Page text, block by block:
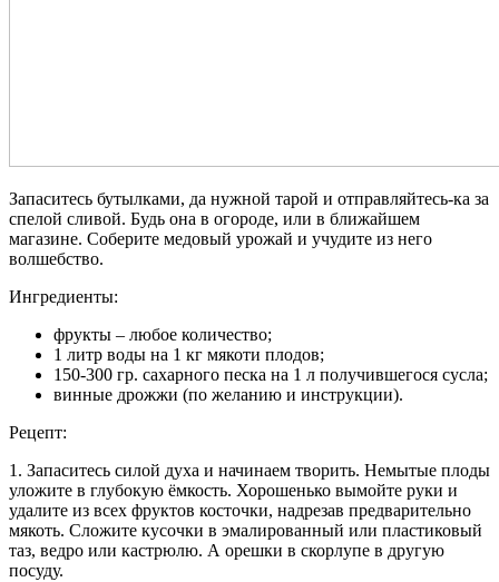
Запаситесь бутылками, да нужной тарой и отправляйтесь-ка за
спелой сливой. Будь она в огороде, или в ближайшем
магазине. Соберите медовый урожай и учудите из него
волшебство.
Ингредиенты:
фрукты – любое количество;
1 литр воды на 1 кг мякоти плодов;
150-300 гр. сахарного песка на 1 л получившегося сусла;
винные дрожжи (по желанию и инструкции).
Рецепт:
1. Запаситесь силой духа и начинаем творить. Немытые плоды
уложите в глубокую ёмкость. Хорошенько вымойте руки и
удалите из всех фруктов косточки, надрезав предварительно
мякоть. Сложите кусочки в эмалированный или пластиковый
таз, ведро или кастрюлю. А орешки в скорлупе в другую
посуду.